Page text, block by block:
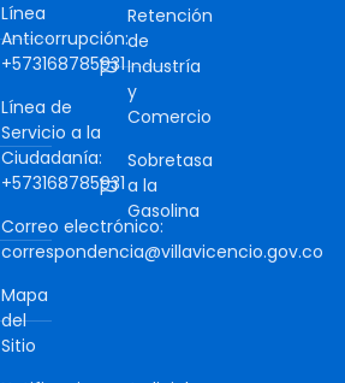
Línea
Anticorrupción:
+573168785931
Línea de
Servicio a la
Ciudadanía:
+573168785931
Correo electrónico:
correspondencia@villavicencio.gov.co
Mapa
del
Sitio
Retención
de
Industría
y
Comercio
Sobretasa
a la
Gasolina